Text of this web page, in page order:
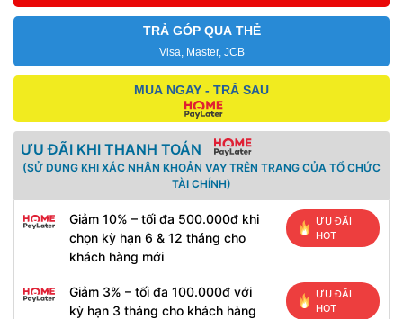
TRẢ GÓP QUA THẺ
Visa, Master, JCB
MUA NGAY - TRẢ SAU
ƯU ĐÃI KHI THANH TOÁN
(SỬ DỤNG KHI XÁC NHẬN KHOẢN VAY TRÊN TRANG CỦA TỔ CHỨC
TÀI CHÍNH)
Giảm 10% – tối đa 500.000đ khi
chọn kỳ hạn 6 & 12 tháng cho
khách hàng mới
ƯU ĐÃI
HOT
Giảm 3% – tối đa 100.000đ với
kỳ hạn 3 tháng cho khách hàng
ƯU ĐÃI
HOT